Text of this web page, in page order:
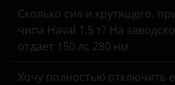
Сколько сил и крутящего,
чипа Haval 1.5 т? На
отдает 150 лс 280 нм.
Хочу полностью отключить